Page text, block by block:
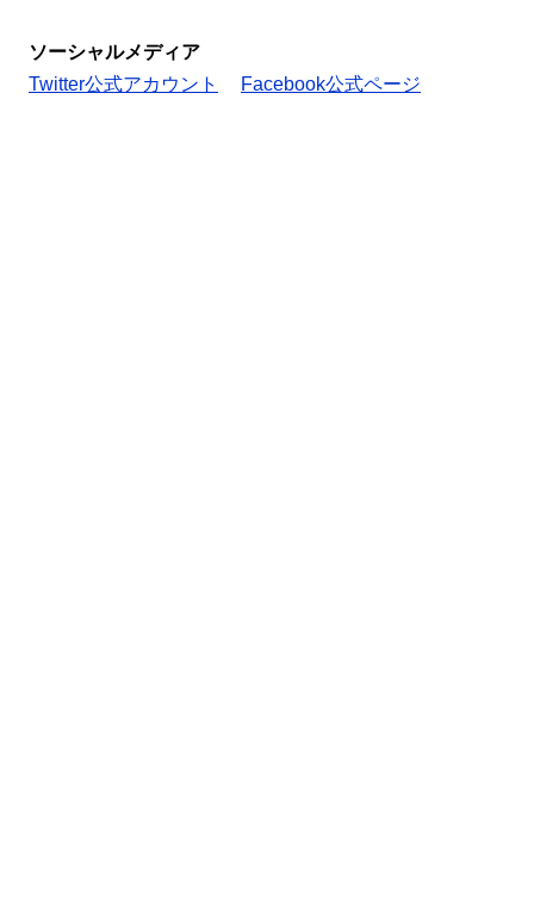
ソーシャルメディア
Twitter公式アカウント
Facebook公式ページ